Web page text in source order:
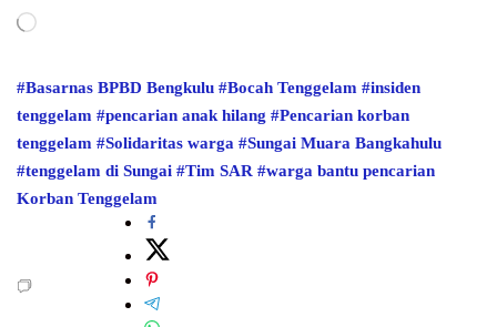
Memuat...
#Basarnas BPBD Bengkulu #Bocah Tenggelam #insiden
tenggelam #pencarian anak hilang #Pencarian korban
tenggelam #Solidaritas warga #Sungai Muara Bangkahulu
#tenggelam di Sungai #Tim SAR #warga bantu pencarian
Korban Tenggelam